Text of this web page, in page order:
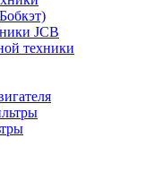
JCB
техники